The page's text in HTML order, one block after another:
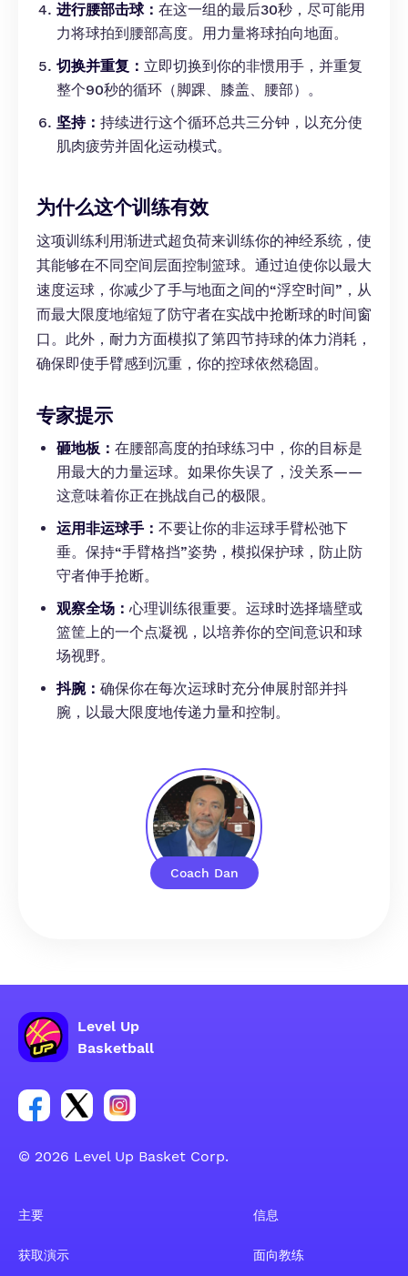
Coach Dan
进行腰部击球： 在这一组的最后30秒，尽可能用
力将球拍到腰部高度。用力量将球拍向地面。
切换并重复： 立即切换到你的非惯用手，并重复
整个90秒的循环（脚踝、膝盖、腰部）。
坚持： 持续进行这个循环总共三分钟，以充分使
肌肉疲劳并固化运动模式。
为什么这个训练有效
这项训练利用渐进式超负荷来训练你的神经系统，使
其能够在不同空间层面控制篮球。通过迫使你以最大
速度运球，你减少了手与地面之间的“浮空时间”，从
而最大限度地缩短了防守者在实战中抢断球的时间窗
口。此外，耐力方面模拟了第四节持球的体力消耗，
确保即使手臂感到沉重，你的控球依然稳固。
专家提示
砸地板： 在腰部高度的拍球练习中，你的目标是
用最大的力量运球。如果你失误了，没关系——
这意味着你正在挑战自己的极限。
运用非运球手： 不要让你的非运球手臂松弛下
垂。保持“手臂格挡”姿势，模拟保护球，防止防
守者伸手抢断。
观察全场： 心理训练很重要。运球时选择墙壁或
篮筐上的一个点凝视，以培养你的空间意识和球
场视野。
抖腕： 确保你在每次运球时充分伸展肘部并抖
腕，以最大限度地传递力量和控制。
Level Up
Basketball
Facebook 账户社交群组链接
Tweeter 账户社交群组链接
Instagram 账户社交群组链接
© 2026 Level Up Basket Corp.
主要
获取演示
信息
面向教练